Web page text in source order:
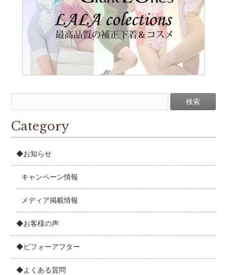
Category
◆お知らせ
キャンペーン情報
メディア掲載情報
◆お客様の声
◆ビフォーアフター
◆よくある質問